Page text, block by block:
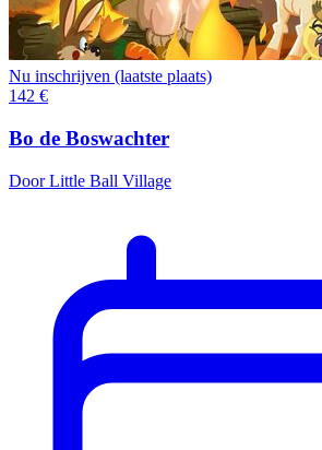
Nu inschrijven (laatste plaats)
142 €
Bo de Boswachter
Door Little Ball Village